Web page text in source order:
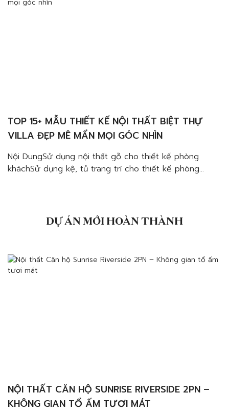
TOP 15+ MẪU THIẾT KẾ NỘI THẤT BIỆT THỰ
VILLA ĐẸP MÊ MẨN MỌI GÓC NHÌN
Nội DungSử dụng nội thất gỗ cho thiết kế phòng
kháchSử dụng kệ, tủ trang trí cho thiết kế phòng
phòng khách Thiết kế nội thất biệt […]
DỰ ÁN MỚI HOÀN THÀNH
NỘI THẤT CĂN HỘ SUNRISE RIVERSIDE 2PN –
KHÔNG GIAN TỔ ẤM TƯƠI MÁT